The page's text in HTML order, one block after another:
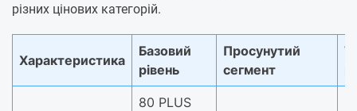
різних цінових категорій.
Характеристика
Базовий
рівень
Просунутий
сегмент
80 PLUS